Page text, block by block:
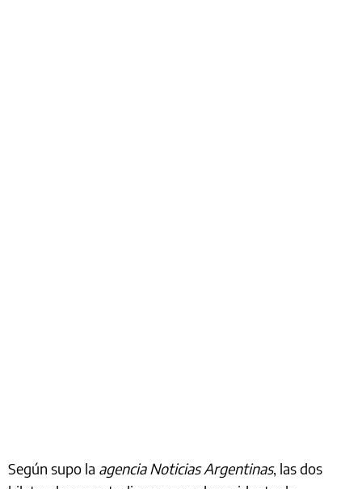
Según supo la agencia Noticias Argentinas, las dos